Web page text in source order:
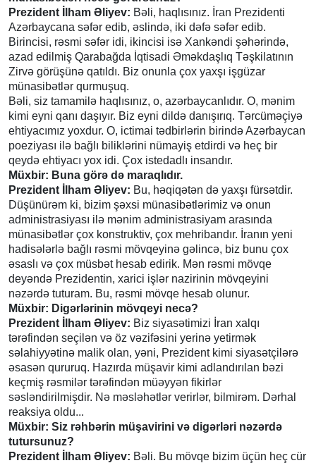
Prezident İlham Əliyev: Bəli, haqlısınız. İran Prezidenti
Azərbaycana səfər edib, əslində, iki dəfə səfər edib.
Birincisi, rəsmi səfər idi, ikincisi isə Xankəndi şəhərində,
azad edilmiş Qarabağda İqtisadi Əməkdaşlıq Təşkilatının
Zirvə görüşünə qatıldı. Biz onunla çox yaxşı işgüzar
münasibətlər qurmuşuq.
Bəli, siz tamamilə haqlısınız, o, azərbaycanlıdır. O, mənim
kimi eyni qanı daşıyır. Biz eyni dildə danışırıq. Tərcüməçiyə
ehtiyacımız yoxdur. O, ictimai tədbirlərin birində Azərbaycan
poeziyası ilə bağlı biliklərini nümayiş etdirdi və heç bir
qeydə ehtiyacı yox idi. Çox istedadlı insandır.
Müxbir: Buna görə də maraqlıdır.
Prezident İlham Əliyev: Bu, həqiqətən də yaxşı fürsətdir.
Düşünürəm ki, bizim şəxsi münasibətlərimiz və onun
administrasiyası ilə mənim administrasiyam arasında
münasibətlər çox konstruktiv, çox mehribandır. İranın yeni
hadisələrlə bağlı rəsmi mövqeyinə gəlincə, biz bunu çox
əsaslı və çox müsbət hesab edirik. Mən rəsmi mövqe
deyəndə Prezidentin, xarici işlər nazirinin mövqeyini
nəzərdə tuturam. Bu, rəsmi mövqe hesab olunur.
Müxbir: Digərlərinin mövqeyi necə?
Prezident İlham Əliyev: Biz siyasətimizi İran xalqı
tərəfindən seçilən və öz vəzifəsini yerinə yetirmək
səlahiyyətinə malik olan, yəni, Prezident kimi siyasətçilərə
əsasən qururuq. Hazırda müşavir kimi adlandırılan bəzi
keçmiş rəsmilər tərəfindən müəyyən fikirlər
səsləndirilmişdir. Nə məsləhətlər verirlər, bilmirəm. Dərhal
reaksiya oldu...
Müxbir: Siz rəhbərin müşavirini və digərləri nəzərdə
tutursunuz?
Prezident İlham Əliyev: Bəli. Bu mövqe bizim üçün heç cür